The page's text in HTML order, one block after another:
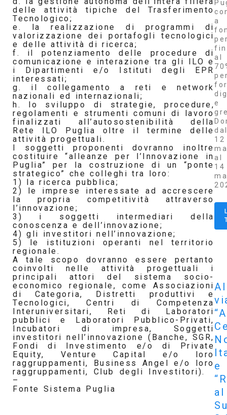
delle attività tipiche del Trasferimento
Tecnologico;
e. la realizzazione di programmi di
valorizzazione dei portafogli tecnologici
e delle attività di ricerca;
f. il potenziamento delle procedure di
comunicazione e interazione tra gli ILO e
i Dipartimenti e/o Istituti degli EPR
interessati;
g. il collegamento a reti e network
nazionali ed internazionali;
h. lo sviluppo di strategie, procedure,
regolamenti e strumenti comuni di lavoro
finalizzati all’autosostenibilità della
Rete ILO Puglia oltre il termine delle
attività progettuali.
I soggetti proponenti dovranno inoltre
costituire “alleanze per l’Innovazione in
Puglia” per la costruzione di un “ponte
strategico” che colleghi tra loro:
1) la ricerca pubblica;
2) le imprese interessate ad accrescere
la propria competitività attraverso
l’innovazione;
3) i soggetti intermediari della
conoscenza e dell’innovazione;
4) gli investitori nell’innovazione;
5) le istituzioni operanti nel territorio
regionale.
A tale scopo dovranno essere pertanto
coinvolti nelle attività progettuali i
principali attori del sistema socio-
economico regionale, come Associazioni
di Categoria, Distretti produttivi e
Tecnologici, Centri di Competenza
Interuniversitari, Reti di Laboratori
pubblici e Laboratori Pubblico-Privati,
Incubatori di impresa, Soggetti
investitori nell’innovazione (Banche, SGR,
Fondi di Investimento e/o di Private
Equity, Venture Capital e/o loro
raggruppamenti, Business Angel e/o loro
raggruppamenti, Club degli Investitori).
–
Fonte Sistema Puglia
a
al
e
12
al
14
Al
e
al